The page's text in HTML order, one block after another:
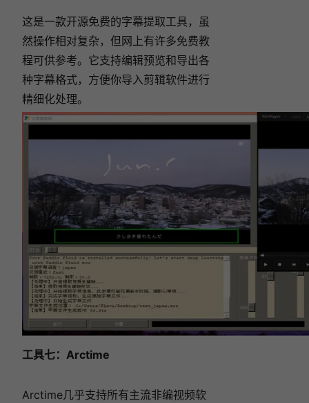
这是一款开源免费的字幕提取工具，虽
然操作相对复杂，但网上有许多免费教
程可供参考。它支持编辑预览和导出各
种字幕格式，方便你导入剪辑软件进行
精细化处理。
工具七： Arctime
Arctime几乎支持所有主流非编视频软